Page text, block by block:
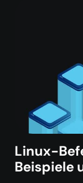
Linux-
Beispiele